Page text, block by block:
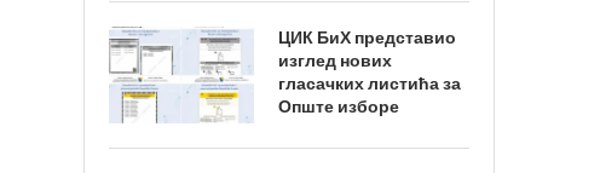
ЦИК БиХ представио
изглед нових
гласачких листића за
Опште изборе